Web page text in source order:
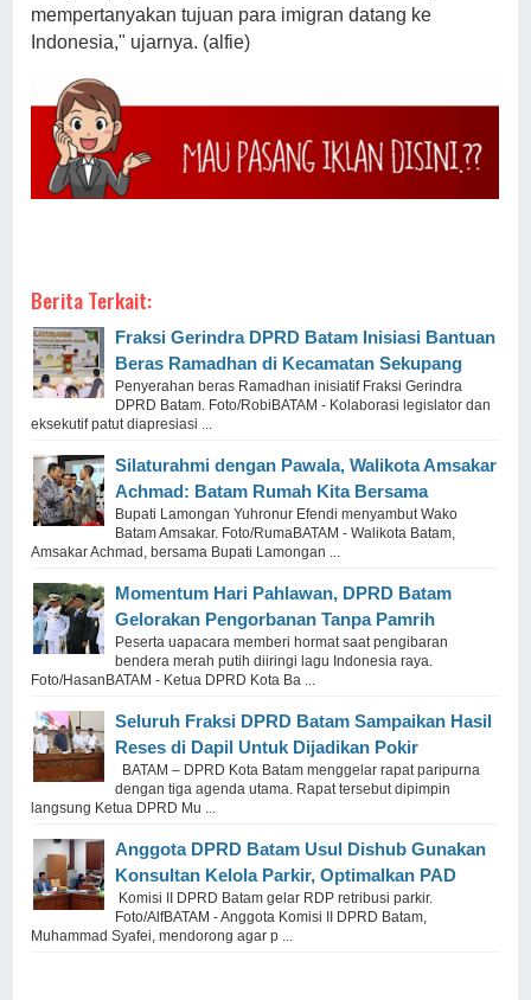
mempertanyakan tujuan para imigran datang ke
Indonesia," ujarnya. (alfie)
Berita Terkait:
Fraksi Gerindra DPRD Batam Inisiasi Bantuan
Beras Ramadhan di Kecamatan Sekupang
Penyerahan beras Ramadhan inisiatif Fraksi Gerindra
DPRD Batam. Foto/RobiBATAM - Kolaborasi legislator dan
eksekutif patut diapresiasi ...
Silaturahmi dengan Pawala, Walikota Amsakar
Achmad: Batam Rumah Kita Bersama
Bupati Lamongan Yuhronur Efendi menyambut Wako
Batam Amsakar. Foto/RumaBATAM - Walikota Batam,
Amsakar Achmad, bersama Bupati Lamongan ...
Momentum Hari Pahlawan, DPRD Batam
Gelorakan Pengorbanan Tanpa Pamrih
Peserta uapacara memberi hormat saat pengibaran
bendera merah putih diiringi lagu Indonesia raya.
Foto/HasanBATAM - Ketua DPRD Kota Ba ...
Seluruh Fraksi DPRD Batam Sampaikan Hasil
Reses di Dapil Untuk Dijadikan Pokir
BATAM – DPRD Kota Batam menggelar rapat paripurna
dengan tiga agenda utama. Rapat tersebut dipimpin
langsung Ketua DPRD Mu ...
Anggota DPRD Batam Usul Dishub Gunakan
Konsultan Kelola Parkir, Optimalkan PAD
Komisi II DPRD Batam gelar RDP retribusi parkir.
Foto/AlfBATAM - Anggota Komisi II DPRD Batam,
Muhammad Syafei, mendorong agar p ...